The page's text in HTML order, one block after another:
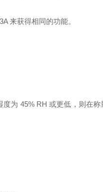
来获得相同的功能。
度为 45% RH 或更低，则在称